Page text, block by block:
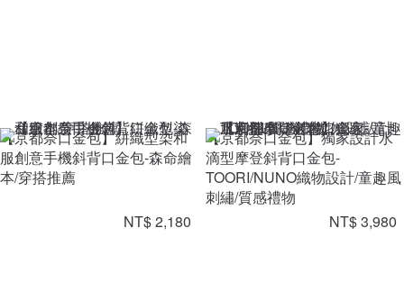
【京都奈口金包】絣織型染和
服創意手機斜背口金包-森命繪
本/穿搭推薦
NT$ 2,180
【京都奈口金包】獨家設計水
滴型摩登斜背口金包-
TOORI/NUNO織物設計/童趣風
刺繡/質感禮物
NT$ 3,980